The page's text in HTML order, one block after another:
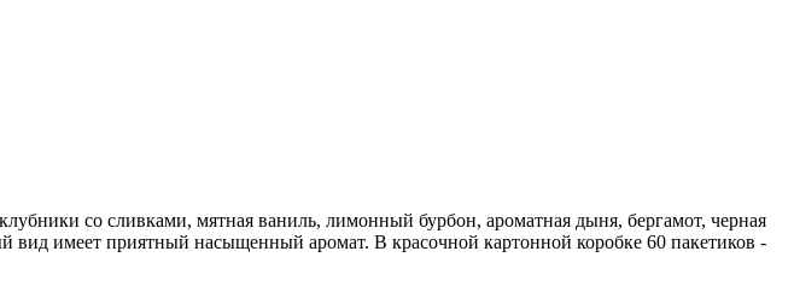
со сливками, мятная ваниль, лимонный бурбон, ароматная дыня, бергамот, черная
имеет приятный насыщенный аромат. В красочной картонной коробке 60 пакетиков -